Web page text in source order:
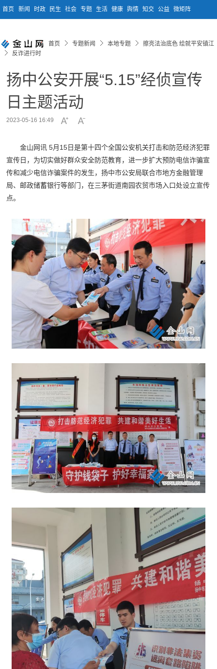
首页 新闻 时政 民生 社会 专题 生活 健康 舆情 知交 公益 微矩阵
首页 专题新闻 本地专题
擦亮法治底色 绘就平安镇江
反诈进行时
扬中公安开展“5.15”经侦宣传
日主题活动
2023-05-16 16:49
金山网讯 5月15日是第十四个全国公安机关打击和防范经济犯罪
宣传日，为切实做好群众安全防范教育，进一步扩大预防电信诈骗宣
传和减少电信诈骗案件的发生，扬中市公安局联合市地方金融管理
局、邮政储蓄银行等部门，在三茅街道南园农贸市场入口处设立宣传
点。